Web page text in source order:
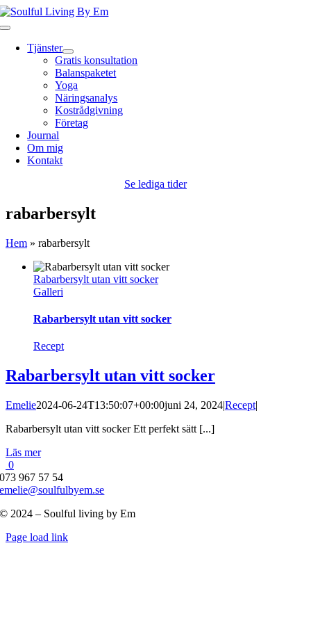
Fortsätt
till
Toggle
NavigationTjänster
Gratis konsultation
Balanspaketet
Yoga
Näringsanalys
Kostrådgivning
Företag
Journal
Om mig
Kontakt
Se lediga tider
rabarbersylt
Hem » rabarbersylt
Rabarbersylt utan vitt socker
Galleri
Rabarbersylt utan vitt socker
Recept
Rabarbersylt utan vitt socker
Emelie2024-06-24T13:50:07+00:00juni 24, 2024|Recept|
Rabarbersylt utan vitt socker Ett perfekt sätt [...]
Läs mer
0
073 967 57 54
emelie@soulfulbyem.se
© 2024 – Soulful living by Em
Byt
Page load link